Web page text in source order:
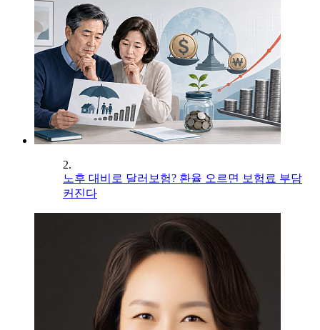
2.
노후 대비로 달러보험? 환율 오르면 보험료 부담
커진다